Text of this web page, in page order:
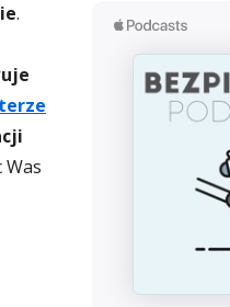
.